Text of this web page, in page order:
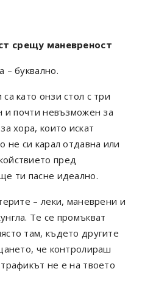
срещу маневреност
– буквално.
като онзи стол с три
и почти невъзможен за
хора, които искат
не си карал отдавна или
пред
ти пасне идеално.
– леки, маневрени и
Те се промъкват
там, където другите
че контролираш
не е на твоето